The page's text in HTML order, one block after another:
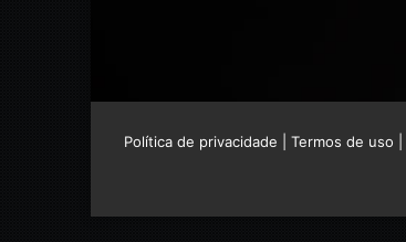
Política de privacidade Termos de uso